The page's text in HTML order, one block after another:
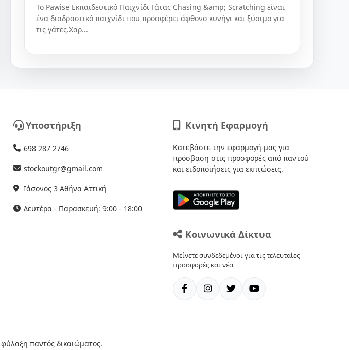
Το Pawise Εκπαιδευτικό Παιχνίδι Γάτας Chasing &amp; Scratching είναι
ένα διαδραστικό παιχνίδι που προσφέρει άφθονο κυνήγι και ξύσιμο για
τις γάτες.Χαρ...
Υποστήριξη
698 287 2746
stockoutgr@gmail.com
Ιάσονος 3 Αθήνα Αττική
Δευτέρα - Παρασκευή: 9:00 - 18:00
Κινητή Εφαρμογή
Κατεβάστε την εφαρμογή μας για
πρόσβαση στις προσφορές από παντού
και ειδοποιήσεις για εκπτώσεις.
Κοινωνικά Δίκτυα
Μείνετε συνδεδεμένοι για τις τελευταίες
προσφορές και νέα
παντός δικαιώματος.